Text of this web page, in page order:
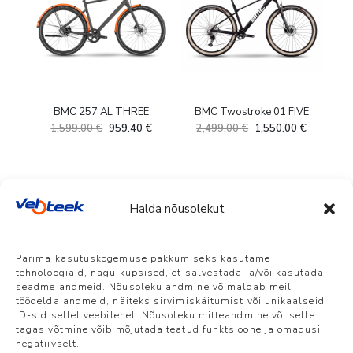
Halda nõusolekut
Parima kasutuskogemuse pakkumiseks kasutame
tehnoloogiaid, nagu küpsised, et salvestada ja/või kasutada
seadme andmeid. Nõusoleku andmine võimaldab meil
töödelda andmeid, näiteks sirvimiskäitumist või unikaalseid
ID-sid sellel veebilehel. Nõusoleku mitteandmine või selle
tagasivõtmine võib mõjutada teatud funktsioone ja omadusi
negatiivselt.
BMC 257 AL THREE
1,599.00€ 959.40 €
BMC Twostroke 01 FIVE
2,499.00€ Algne
1,550.00 €Current
Suur-Jõekalda 8, Pärnu | E-R 10-18 L 10-
15 P suletud | +372 5386 7861 |
info@veloteek.ee
Veloteek Tallinn, Telliskivi Loomelinnak